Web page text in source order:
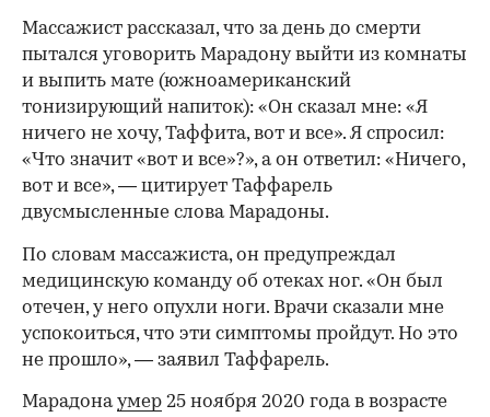
Массажист рассказал, что за день до смерти
пытался уговорить Марадону выйти из комнаты
и выпить мате (южноамериканский
тонизирующий напиток): «Он сказал мне: «Я
ничего не хочу, Таффита, вот и все». Я спросил:
«Что значит «вот и все»?», а он ответил: «Ничего,
вот и все», — цитирует Таффарель
двусмысленные слова Марадоны.
По словам массажиста, он предупреждал
медицинскую команду об отеках ног. «Он был
отечен, у него опухли ноги. Врачи сказали мне
успокоиться, что эти симптомы пройдут. Но это
не прошло», — заявил Таффарель.
Марадонаумер 25 ноября 2020 года в возрасте